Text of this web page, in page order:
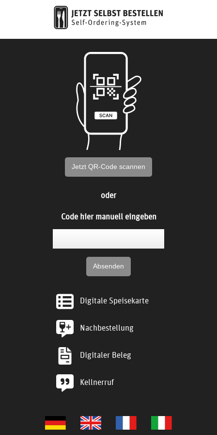
Jetzt QR-Code scannen
oder
Code hier manuell eingeben
Digitale Speisekarte
Nachbestellung
Digitaler Beleg
Kellnerruf